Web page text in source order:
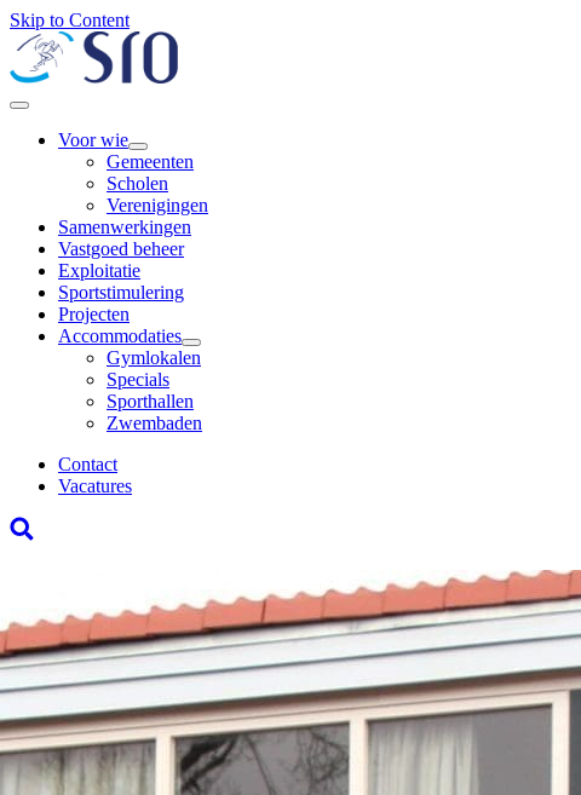
Skip to Content
Voor wie
Gemeenten
Scholen
Verenigingen
Samenwerkingen
Vastgoed beheer
Exploitatie
Sportstimulering
Projecten
Accommodaties
Gymlokalen
Specials
Sporthallen
Zwembaden
Contact
Vacatures